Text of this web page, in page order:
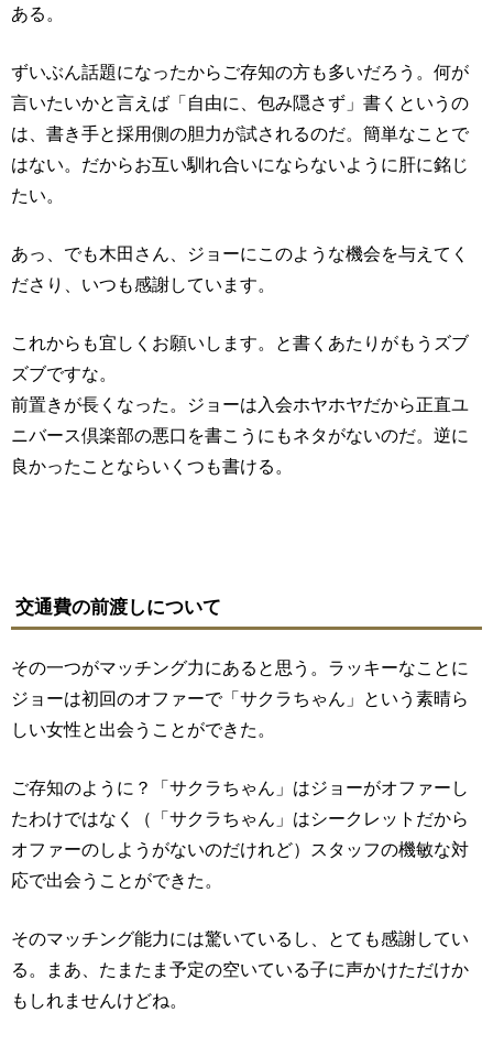
ある。
ずいぶん話題になったからご存知の方も多いだろう。何が
言いたいかと言えば「自由に、包み隠さず」書くというの
は、書き手と採用側の胆力が試されるのだ。簡単なことで
はない。だからお互い馴れ合いにならないように肝に銘じ
たい。
あっ、でも木田さん、ジョーにこのような機会を与えてく
ださり、いつも感謝しています。
これからも宜しくお願いします。と書くあたりがもうズブ
ズブですな。
前置きが長くなった。ジョーは入会ホヤホヤだから正直ユ
ニバース倶楽部の悪口を書こうにもネタがないのだ。逆に
良かったことならいくつも書ける。
交通費の前渡しについて
その一つがマッチング力にあると思う。ラッキーなことに
ジョーは初回のオファーで「サクラちゃん」という素晴ら
しい女性と出会うことができた。
ご存知のように？「サクラちゃん」はジョーがオファーし
たわけではなく（「サクラちゃん」はシークレットだから
オファーのしようがないのだけれど）スタッフの機敏な対
応で出会うことができた。
そのマッチング能力には驚いているし、とても感謝してい
る。まあ、たまたま予定の空いている子に声かけただけか
もしれませんけどね。